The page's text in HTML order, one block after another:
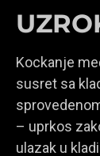
Kockanje
susret sa
– uprkos
ulazak u